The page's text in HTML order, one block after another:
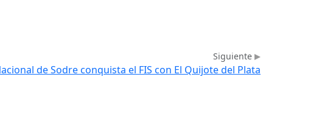
Siguiente
de Sodre conquista el FIS con El Quijote del Plata